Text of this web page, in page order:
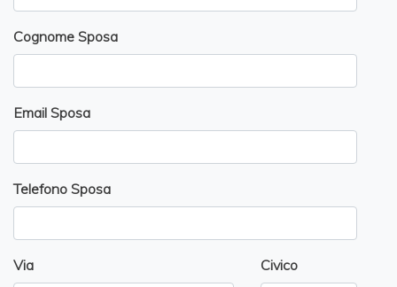
Cognome Sposa
Email Sposa
Telefono Sposa
Via Civico